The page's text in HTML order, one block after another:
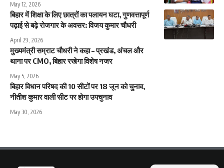
May 12, 2026
बिहार में शिक्षा के लिए छात्रों का पलायन घटा, गुणवत्तापूर्ण
पढ़ाई से बढ़े रोजगार के अवसर: विजय कुमार चौधरी
April 29, 2026
मुख्यमंत्री सम्राट चौधरी ने कहा – प्रखंड, अंचल और
थाना पर CMO, बिहार रखेगा विशेष नजर
May 5, 2026
बिहार विधान परिषद की 10 सीटों पर 18 जून को चुनाव,
नीतीश कुमार वाली सीट पर होगा उपचुनाव
May 30, 2026